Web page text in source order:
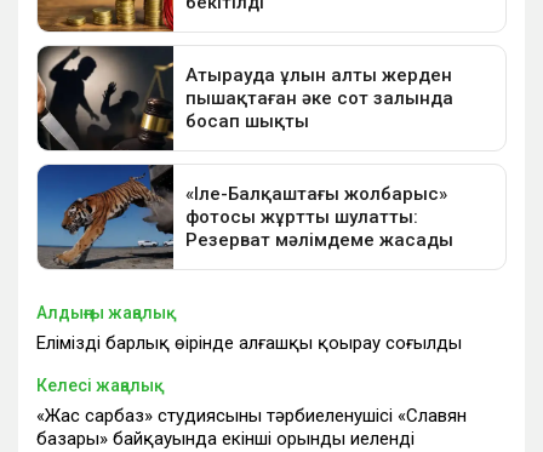
Алдыңғы жаңалық
Еліміздің барлық өңірінде алғашқы қоңырау соғылды
Келесі жаңалық
«Жас сарбаз» студиясының тәрбиеленушісі «Славян
базары» байқауында екінші орынды иеленді